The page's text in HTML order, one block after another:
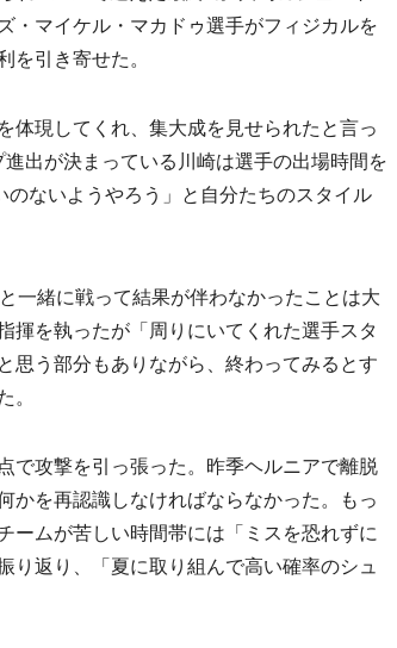
・マイケル・マカドゥ選手がフィジカルを
引き寄せた。
現してくれ、集大成を見せられたと言っ
出が決まっている川崎は選手の出場時間を
ないようやろう」と自分たちのスタイル
緒に戦って結果が伴わなかったことは大
揮を執ったが「周りにいてくれた選手スタ
思う部分もありながら、終わってみるとす
攻撃を引っ張った。昨季ヘルニアで離脱
かを再認識しなければならなかった。もっ
ームが苦しい時間帯には「ミスを恐れずに
り返り、「夏に取り組んで高い確率のシュ